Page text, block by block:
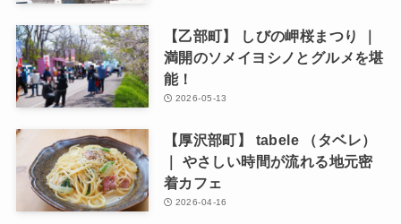
【乙部町】 しびの岬桜まつり ｜
満開のソメイヨシノとグルメを堪
能！
2026-05-13
【厚沢部町】 tabele （タベレ）
｜ やさしい時間が流れる地元密
着カフェ
2026-04-16